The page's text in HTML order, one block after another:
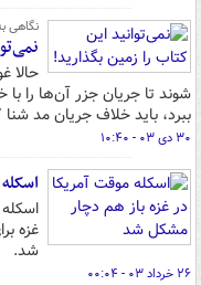
نگاهی
حالا
شوند تا جریان جزر آن‌ها را
ببرد، باید خلاف جریان مد شنا
۳۰ دی ۰۳ - ۱۰:۴۰
غزه
شد.
۲۶ خرداد ۰۳ - ۰۰:۰۴